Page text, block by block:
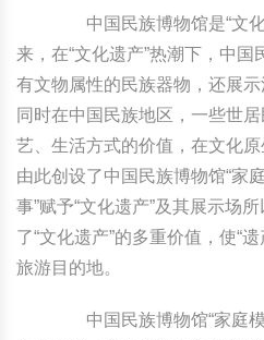
中国民族博物馆是“文化
来，在“文化遗产”热潮下，中
有文物属性的民族器物，还展示
同时在中国民族地区，一些世
艺、生活方式的价值，在文化原
由此创设了中国民族博物馆“家
事”赋予“文化遗产”及其展示场
了“文化遗产”的多重价值，使“
旅游目的地。
中国民族博物馆“家庭模